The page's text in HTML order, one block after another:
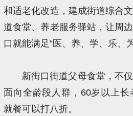
和适老化改造，建成街道综合
道食堂、养老服务驿站，让周
口就能满足“医、养、学、乐、
新街口街道父母食堂，不
面向全龄段人群，60岁以上长
就餐可以打八折。